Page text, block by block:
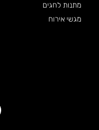
מתנות לחגים
מגשי אירוח